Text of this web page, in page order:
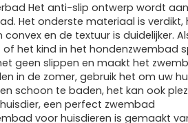
Het anti-slip ontwerp wordt
Het onderste materiaal is verdikt,
convex en de textuur is duidelijker.
het kind in het hondenzwembad
geen slippen en maakt het
in de zomer, gebruik het om uw
schoon te baden, het kan ook
een perfect zwembad
voor huisdieren is gemaakt